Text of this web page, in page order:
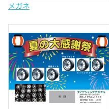
メガネ